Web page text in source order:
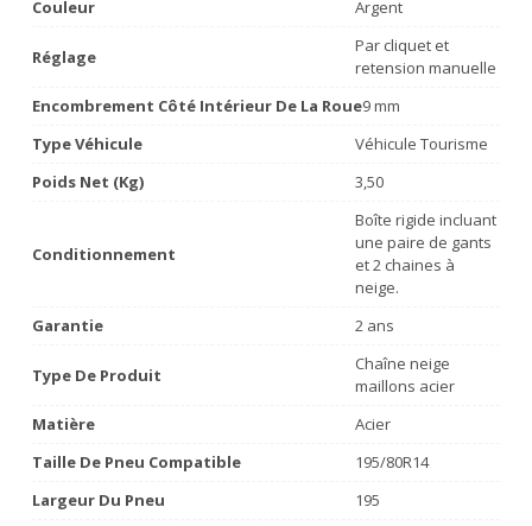
Couleur
Argent
Réglage
Par cliquet et
retension manuelle
Encombrement Côté Intérieur De La Roue9 mm
Type Véhicule
Véhicule Tourisme
Poids Net (Kg)
3,50
Conditionnement
Boîte rigide incluant
une paire de gants
et 2 chaines à
neige.
Garantie
2 ans
Type De Produit
Chaîne neige
maillons acier
Matière
Acier
Taille De Pneu Compatible
195/80R14
Largeur Du Pneu
195